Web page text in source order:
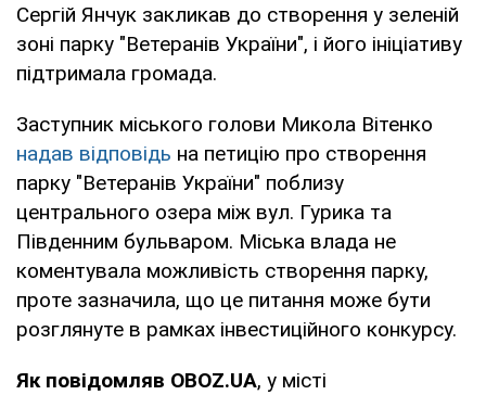
Сергій Янчук закликав до створення у зеленій
зоні парку "Ветеранів України", і його ініціативу
підтримала громада.
Заступник міського голови Микола Вітенко
надав відповідь на петицію про створення
парку "Ветеранів України" поблизу
центрального озера між вул. Гурика та
Південним бульваром. Міська влада не
коментувала можливість створення парку,
проте зазначила, що це питання може бути
розглянуте в рамках інвестиційного конкурсу.
Як повідомляв OBOZ.UA, у місті